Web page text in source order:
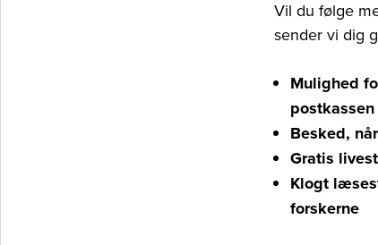
Vil du følge
sender vi dig
Mulighed
postkassen
Besked,
Gratis
Klogt
forskerne